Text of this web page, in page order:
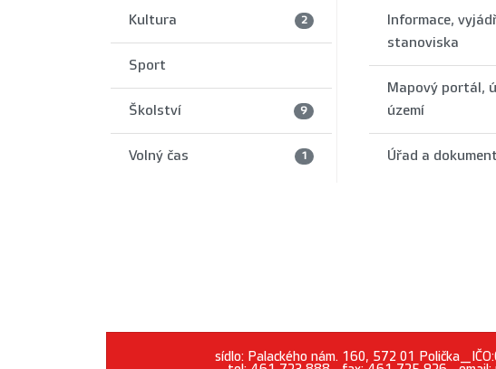
Kultura 2
Sport
Školství 9
Volný čas 1
Informace,
stanoviska
Mapový portál,
území
Úřad a
sídlo: Palackého nám. 160, 572 01